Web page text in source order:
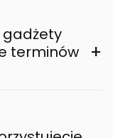
gadżety
terminów
+